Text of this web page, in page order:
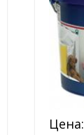
Цена: